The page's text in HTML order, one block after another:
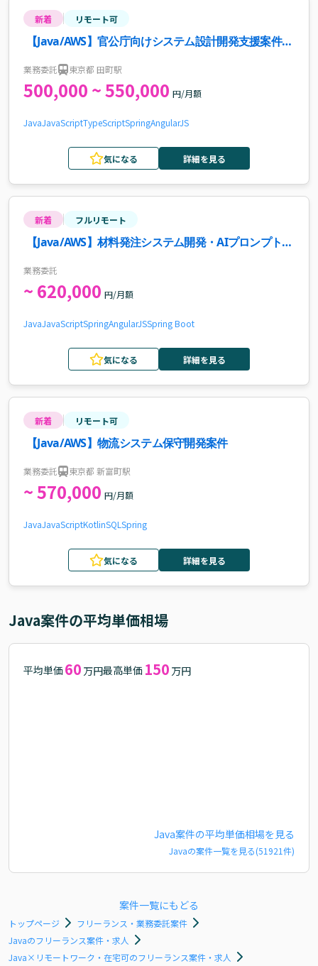
新着 リモート可
【Java/AWS】官公庁向けシステム設計開発支援案件・
業務委託 東京都 田町駅
500,000 ~ 550,000 円/月額
JavaJavaScriptTypeScriptSpringAngularJS
気になる 詳細を見る
新着 フルリモート
【Java/AWS】材料発注システム開発・AIプロンプト検
業務委託
~ 620,000 円/月額
JavaJavaScriptSpringAngularJSSpring Boot
気になる 詳細を見る
新着 リモート可
【Java/AWS】物流システム保守開発案件
業務委託 東京都 新富町駅
~ 570,000 円/月額
JavaJavaScriptKotlinSQL Spring
気になる 詳細を見る
Java案件の平均単価相場
平均単価 60 万円最高単価 150 万円
Java案件の平均単価相場を見る
Javaの案件一覧を見る(51921件)
案件一覧にもどる
トップページ
フリーランス・業務委託案件
Javaのフリーランス案件・求人
Java×リモートワーク・在宅可のフリーランス案件・求人